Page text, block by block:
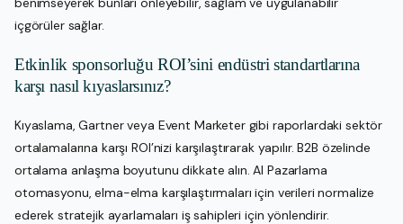
içgörüler sağlar.
Etkinlik sponsorluğu ROI’sini endüstri standartlarına
karşı nasıl kıyaslarsınız?
Kıyaslama, Gartner veya Event Marketer gibi raporlardaki sektör
ortalamalarına karşı ROI’nizi karşılaştırarak yapılır. B2B özelinde
ortalama anlaşma boyutunu dikkate alın. AI Pazarlama
otomasyonu, elma-elma karşılaştırmaları için verileri normalize
ederek stratejik ayarlamaları iş sahipleri için yönlendirir.